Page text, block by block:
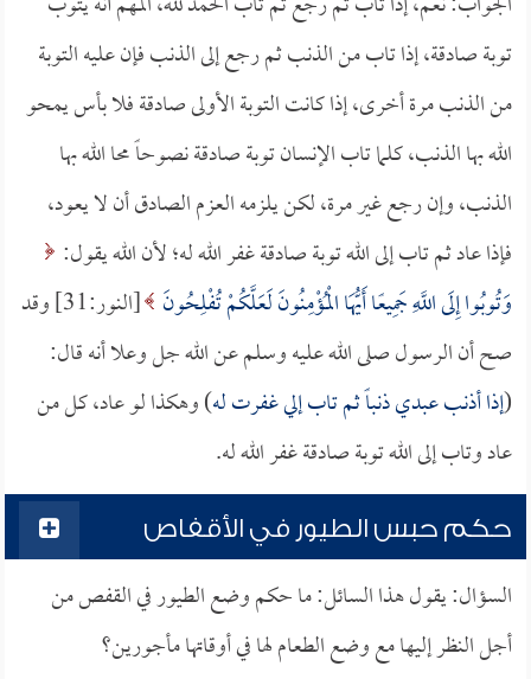
توبة صادقة، إذا تاب من الذنب ثم رجع إلى الذنب فإن عليه التوبة
من الذنب مرة أخرى، إذا كانت التوبة الأولى صادقة فلا بأس يمحو
الله بها الذنب، كلما تاب الإنسان توبة صادقة نصوحاً محا الله بها
الذنب، وإن رجع غير مرة، لكن يلزمه العزم الصادق أن لا يعود،
فإذا عاد ثم تاب إلى الله توبة صادقة غفر الله له؛ لأن الله يقول:
وَتُوبُوا إِلَى اللَّهِ جَمِيعًا أَيُّهَا الْمُؤْمِنُونَ لَعَلَّكُمْ تُفْلِحُونَ
[النور:31] وقد
صح أن الرسول صلى الله عليه وسلم عن الله جل وعلا أنه قال:
(إذا أذنب عبدي ذنباً ثم تاب إلي غفرت له) وهكذا لو عاد، كل من
عاد وتاب إلى الله توبة صادقة غفر الله له.
حكم حبس الطيور في الأقفاص
السؤال: يقول هذا السائل: ما حكم وضع الطيور في القفص من
أجل النظر إليها مع وضع الطعام لها في أوقاتها مأجورين؟